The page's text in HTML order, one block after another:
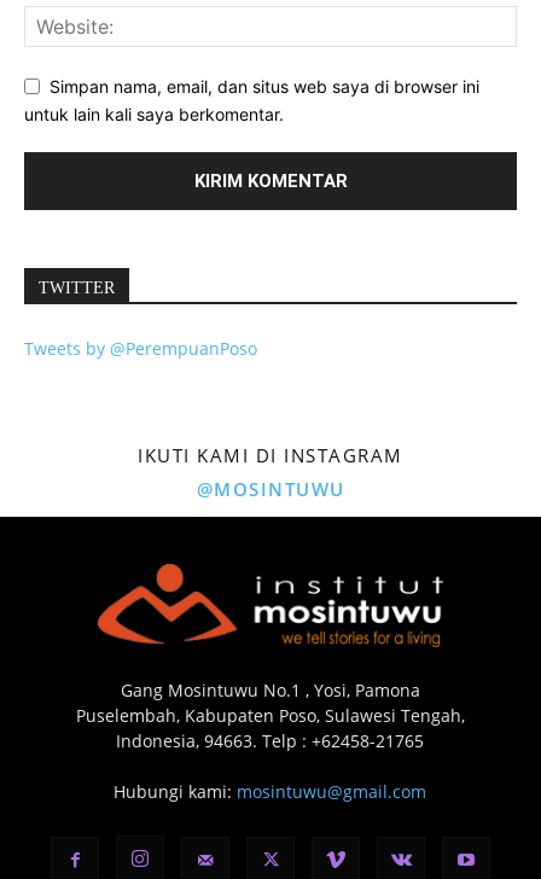
Simpan nama, email, dan situs web saya di browser ini
untuk lain kali saya berkomentar.
TWITTER
Tweets by @PerempuanPoso
IKUTI KAMI DI INSTAGRAM
@MOSINTUWU
Gang Mosintuwu No.1 , Yosi, Pamona
Puselembah, Kabupaten Poso, Sulawesi Tengah,
Indonesia, 94663. Telp : +62458-21765
Hubungi kami: mosintuwu@gmail.com